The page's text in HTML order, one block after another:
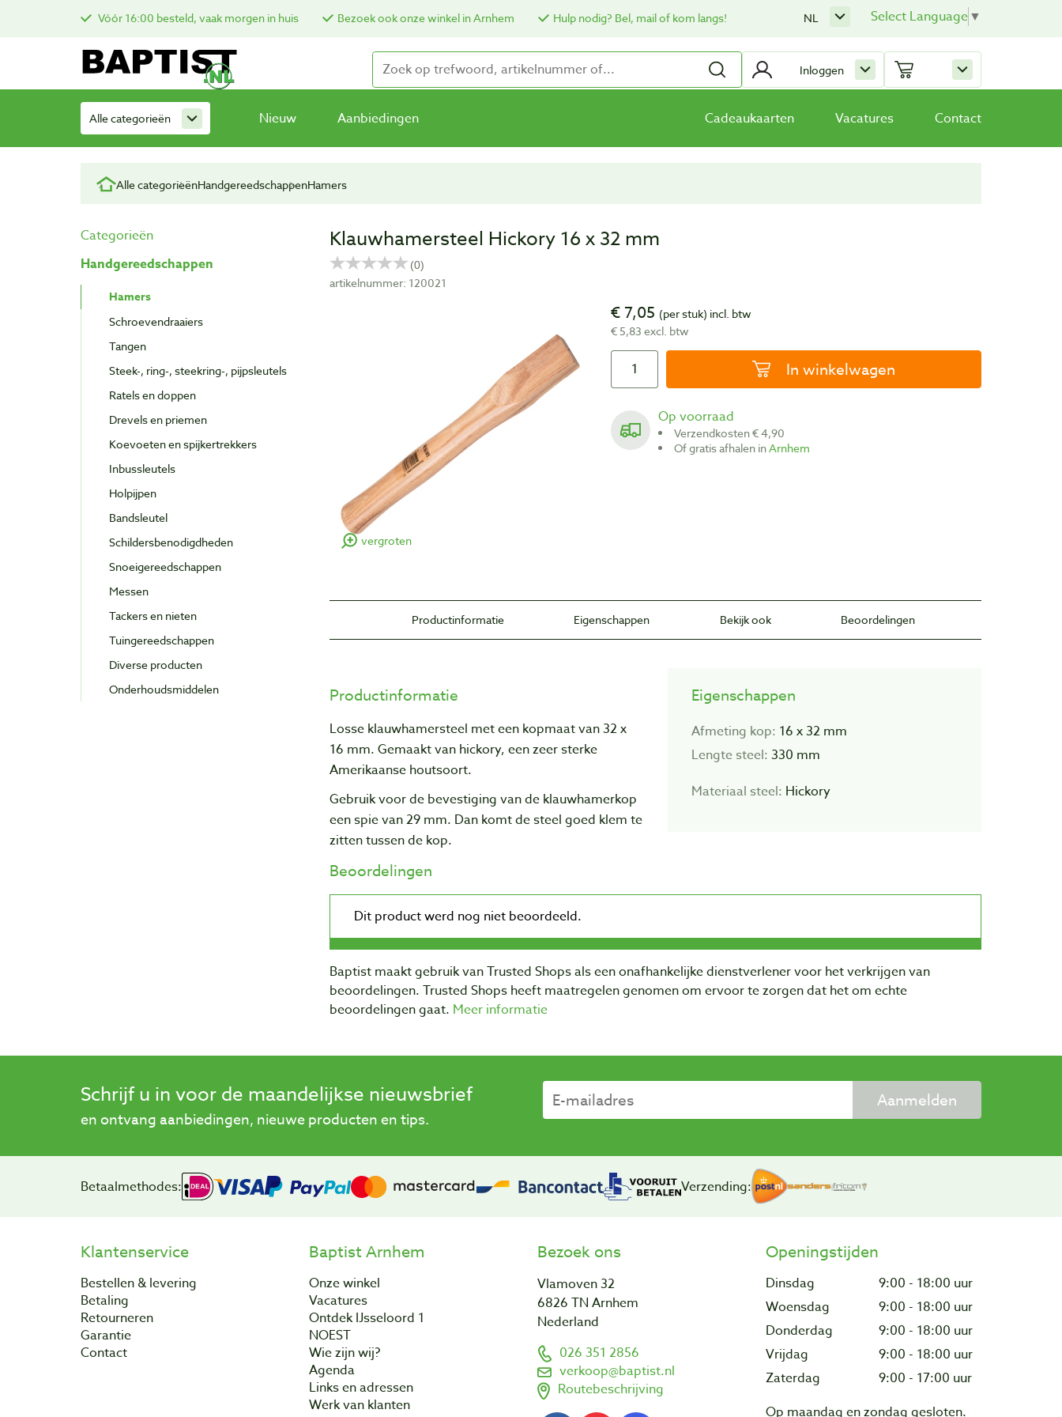
Vóór 16:00 besteld, vaak morgen in huis Bezoek ook onze winkel in Arnhem Hulp nodig? Bel, mail of kom langs! Select Language▼
NL
Inloggen
Alle categorieën Nieuw Aanbiedingen Cadeaukaarten Vacatures Contact
Alle categorieënHandgereedschappenHamers
Categorieën
Handgereedschappen
Hamers
Schroevendraaiers
Tangen
Steek-, ring-, steekring-, pijpsleutels
Ratels en doppen
Drevels en priemen
Koevoeten en spijkertrekkers
Inbussleutels
Holpijpen
Bandsleutel
Schildersbenodigdheden
Snoeigereedschappen
Messen
Tackers en nieten
Tuingereedschappen
Diverse producten
Onderhoudsmiddelen
Klauwhamersteel Hickory 16 x 32 mm
artikelnummer: 120021
vergroten
€ 7,05 (per stuk) incl. btw
€ 5,83 excl. btw
In winkelwagen
Op voorraad
Verzendkosten € 4,90
Of gratis afhalen inArnhem
Productinformatie Eigenschappen Bekijk ook Beoordelingen
Productinformatie
Losse klauwhamersteel met een kopmaat van 32 x
16 mm. Gemaakt van hickory, een zeer sterke
Amerikaanse houtsoort.
Gebruik voor de bevestiging van de klauwhamerkop
een spie van 29 mm. Dan komt de steel goed klem te
zitten tussen de kop.
Eigenschappen
Afmeting kop: 16 x 32 mm
Lengte steel: 330 mm
Materiaal steel: Hickory
Beoordelingen
Baptist maakt gebruik van Trusted Shops als een onafhankelijke dienstverlener voor het verkrijgen van
beoordelingen. Trusted Shops heeft maatregelen genomen om ervoor te zorgen dat het om echte
beoordelingen gaat. Meer informatie
Schrijf u in voor de maandelijkse nieuwsbrief
en ontvang aanbiedingen, nieuwe producten en tips.
Aanmelden
Betaalmethodes: Verzending:
Klantenservice
Bestellen & levering
Betaling
Retourneren
Garantie
Contact
Baptist Arnhem
Onze winkel
Vacatures
Ontdek IJsseloord 1
NOEST
Wie zijn wij?
Agenda
Links en adressen
Werk van klanten
Bezoek ons
Vlamoven 32
6826 TN Arnhem
Nederland
026 351 2856
verkoop@baptist.nl
Routebeschrijving
Openingstijden
Dinsdag
9:00 - 18:00 uur
Woensdag
9:00 - 18:00 uur
Donderdag
9:00 - 18:00 uur
Vrijdag
9:00 - 18:00 uur
Zaterdag
9:00 - 17:00 uur
Op maandag en zondag gesloten.